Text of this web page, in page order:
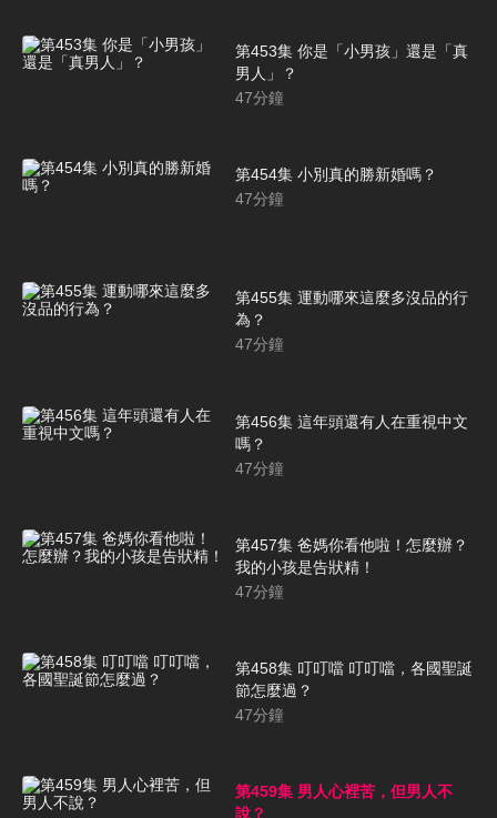
第453集 你是「小男孩」還是「真
男人」？
47分鐘
第454集 小別真的勝新婚嗎？
47分鐘
第455集 運動哪來這麼多沒品的行
為？
47分鐘
第456集 這年頭還有人在重視中文
嗎？
47分鐘
第457集 爸媽你看他啦！怎麼辦？
我的小孩是告狀精！
47分鐘
第458集 叮叮噹 叮叮噹，各國聖誕
節怎麼過？
47分鐘
第459集 男人心裡苦，但男人不
說？